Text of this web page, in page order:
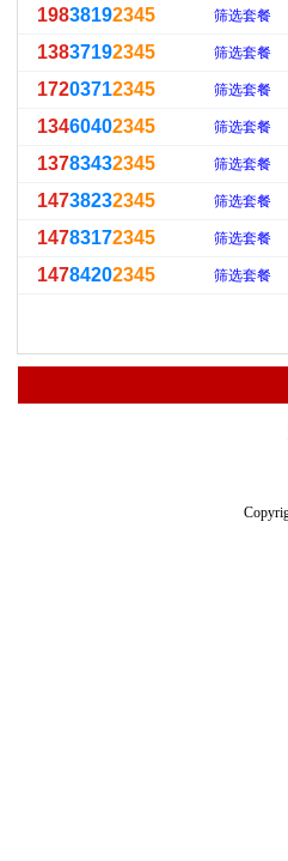
19838192345 筛选套餐
13837192345 筛选套餐
17203712345 筛选套餐
13460402345 筛选套餐
13783432345 筛选套餐
14738232345 筛选套餐
14783172345 筛选套餐
14784202345 筛选套餐